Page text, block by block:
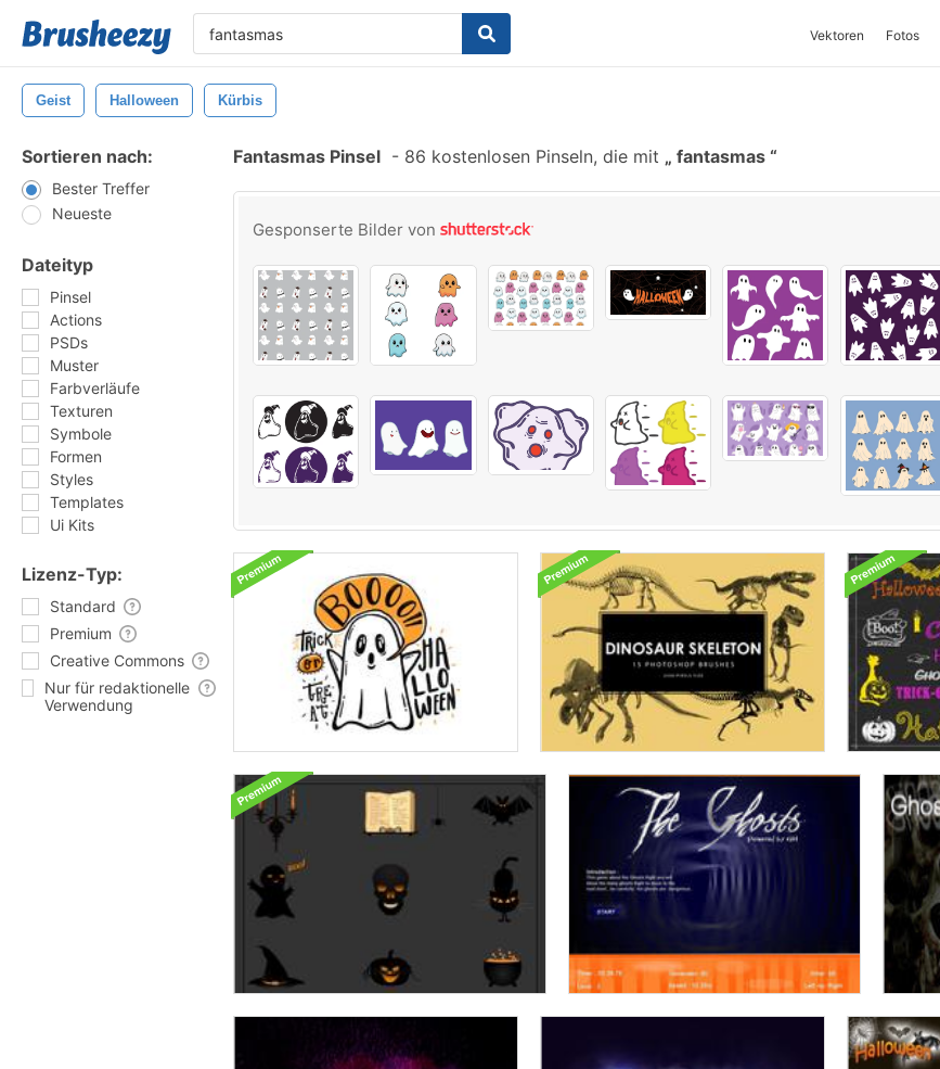
Vektoren Fotos
Geist Halloween Kürbis
Sortieren nach:
Bester Treffer
Neueste
Dateityp
Pinsel
Actions
PSDs
Muster
Farbverläufe
Texturen
Symbole
Formen
Styles
Templates
Ui Kits
Lizenz-Typ:
Standard
Premium
Creative Commons
Nur für redaktionelle
Verwendung
Fantasmas Pinsel - 86 kostenlosen Pinseln, die mit fantasmas
Gesponserte Bilder von